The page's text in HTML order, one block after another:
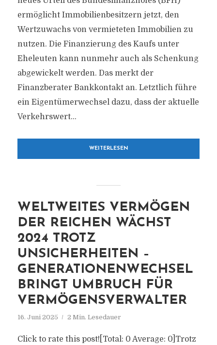
ermöglicht Immobilienbesitzern jetzt, den
Wertzuwachs von vermieteten Immobilien zu
nutzen. Die Finanzierung des Kaufs unter
Eheleuten kann nunmehr auch als Schenkung
abgewickelt werden. Das merkt der
Finanzberater Bankkontakt an. Letztlich führe
ein Eigentümerwechsel dazu, dass der aktuelle
Verkehrswert...
WEITERLESEN
WELTWEITES VERMÖGEN
DER REICHEN WÄCHST
2024 TROTZ
UNSICHERHEITEN –
GENERATIONENWECHSEL
BRINGT UMBRUCH FÜR
VERMÖGENSVERWALTER
16. Juni 2025 2 Min. Lesedauer
Click to rate this post![Total: 0 Average: 0]Trotz